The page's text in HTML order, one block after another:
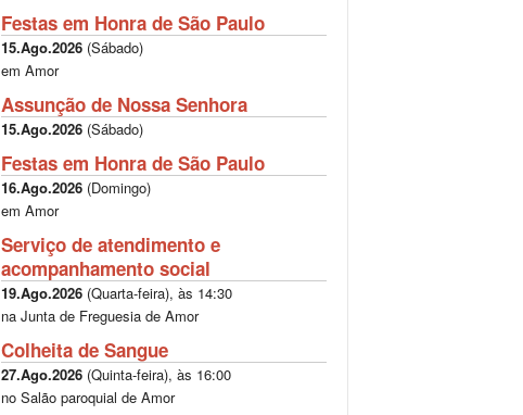
Festas em Honra de São Paulo
15.Ago.2026(Sábado)
em Amor
Assunção de Nossa Senhora
15.Ago.2026(Sábado)
Festas em Honra de São Paulo
16.Ago.2026(Domingo)
em Amor
Serviço de atendimento e
acompanhamento social
19.Ago.2026(Quarta-feira), às 14:30
na Junta de Freguesia de Amor
Colheita de Sangue
27.Ago.2026(Quinta-feira), às 16:00
no Salão paroquial de Amor